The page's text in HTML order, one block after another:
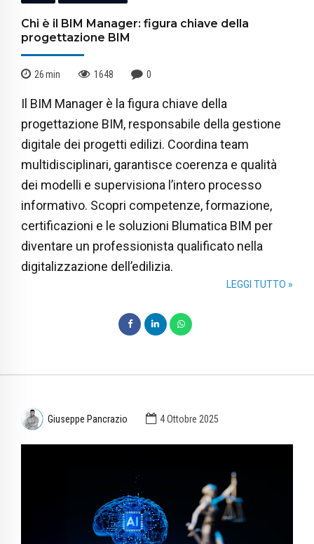
Chi è il BIM Manager: figura chiave della
progettazione BIM
26min 1648 0
Il BIM Manager è la figura chiave della
progettazione BIM, responsabile della gestione
digitale dei progetti edilizi. Coordina team
multidisciplinari, garantisce coerenza e qualità
dei modelli e supervisiona l’intero processo
informativo. Scopri competenze, formazione,
certificazioni e le soluzioni Blumatica BIM per
diventare un professionista qualificato nella
digitalizzazione dell’edilizia.
LEGGI TUTTO »
Giuseppe Pancrazio 4 Ottobre 2025